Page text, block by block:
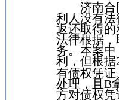
济南合
利人没有
返还取得
法律根据
务。本案中
利，但根据
有债权凭
处理，且 B
方对债权